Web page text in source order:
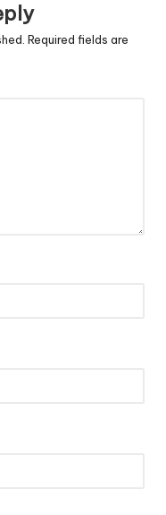
Required fields are